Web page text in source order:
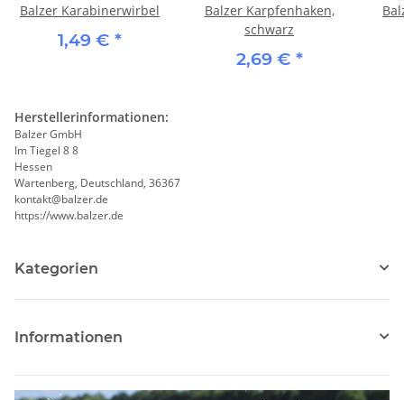
Balzer Karabinerwirbel
1,49 € *
Balzer Karpfenhaken,
schwarz
2,69 € *
Herstellerinformationen:
Balzer GmbH
Im Tiegel 8 8
Hessen
Wartenberg, Deutschland, 36367
kontakt@balzer.de
https://www.balzer.de
Kategorien
Informationen